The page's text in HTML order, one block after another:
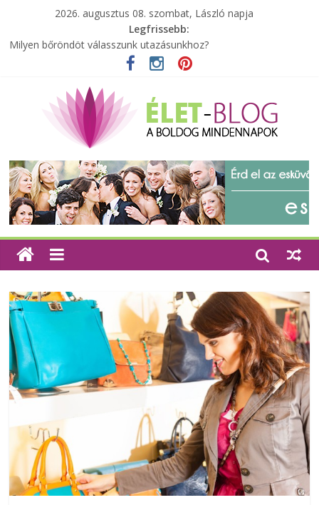
2026. augusztus 08. szombat, László napja
Legfrissebb:
Milyen bőröndöt válasszunk utazásunkhoz?
Elérhető zöld energia mindenki számára
Különleges tömörfa ládák Indiából
A zöld forradalom: A mosó- és parfümtermékek környezetbarát
szempontjainak erősítése